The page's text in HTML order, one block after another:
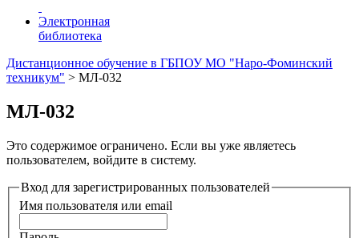
Электронная
библиотека
Дистанционное обучение в ГБПОУ МО "Наро-Фоминский
техникум" > МЛ-032
МЛ-032
Это содержимое ограничено. Если вы уже являетесь
пользователем, войдите в систему.
Вход для зарегистрированных пользователей
Имя пользователя или email